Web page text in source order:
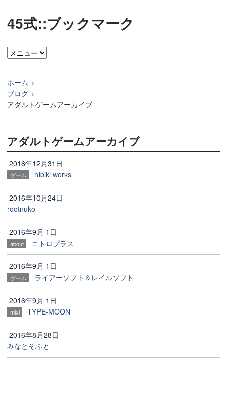
45式::ブックマーク
ホーム
ブログ
アダルトゲームアーカイブ
アダルトゲームアーカイブ
2016年12月31日
ゲーム hibiki works
2016年10月24日
rootnuko
2016年9月 1日
about ニトロプラス
2016年9月 1日
ゲーム ライアーソフト＆レイルソフト
2016年9月 1日
mixi TYPE-MOON
2016年8月28日
みなとそふと